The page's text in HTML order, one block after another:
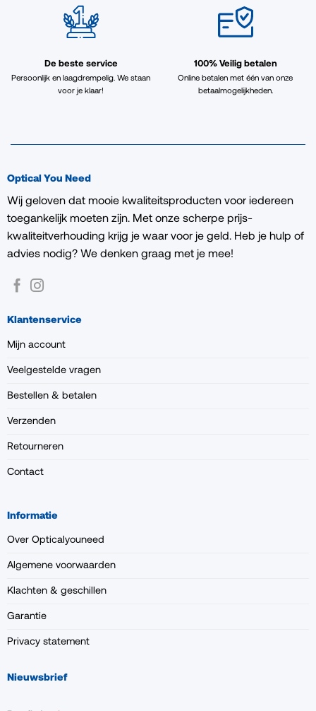
De beste service
Persoonlijk en laagdrempelig. We staan
voor je klaar!
100% Veilig betalen
Online betalen met één van onze
betaalmogelijkheden.
Optical You Need
Wij geloven dat mooie kwaliteitsproducten voor iedereen
toegankelijk moeten zijn. Met onze scherpe prijs-
kwaliteitverhouding krijg je waar voor je geld. Heb je hulp of
advies nodig? We denken graag met je mee!
Klantenservice
Mijn account
Veelgestelde vragen
Bestellen & betalen
Verzenden
Retourneren
Contact
Informatie
Over Opticalyouneed
Algemene voorwaarden
Klachten & geschillen
Garantie
Privacy statement
Nieuwsbrief